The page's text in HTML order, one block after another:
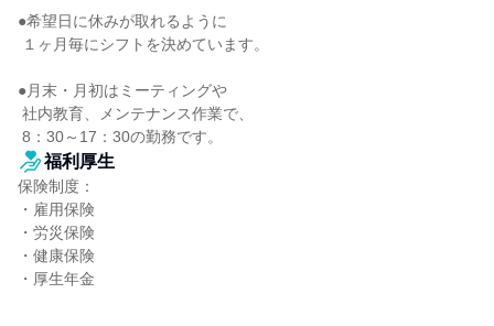
●希望日に休みが取れるように
●月末・月初はミーティングや
8：30～17：30の勤務です。
福利厚生
保険制度：
・雇用保険
・労災保険
・健康保険
・厚生年金